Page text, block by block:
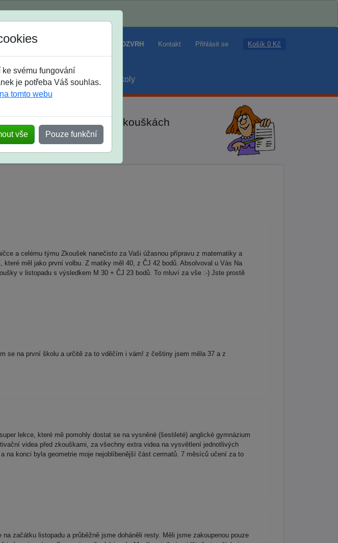
Jak si vybrat ROZVRH Kontakt Přihlásit se Košík 0 Kč
soutěže prázdniny školy
přijímacích zkouškách
svému fungování
je potřeba Váš souhlas.
tomto webu
vše Pouze funkční
a celému týmu Zkoušek nanečisto za Vaši úžasnou přípravu z matematiky a
měl jako první volbu. Z matiky měl 40, z ČJ 42 bodů. Absolvoval u Vás Na
v listopadu s výsledkem M 30 + ČJ 23 bodů. To mluví za vše :-) Jste prostě
se na první školu a určitě za to vděčím i vám! z češtiny jsem měla 37 a z
lekce, které mě pomohly dostat se na vysněné (šestileté) anglické gymnázium
videa před zkouškami, za všechny extra videa na vysvětlení jednotlivých
konci byla geometrie moje nejoblíbenější část cermatů. 7 měsíců učení za to
začátku listopadu a průběžně jsme doháněli resty. Měli jsme zakoupenou pouze